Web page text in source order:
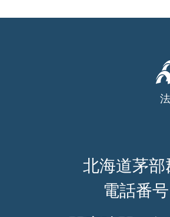
北海道茅
電話番号